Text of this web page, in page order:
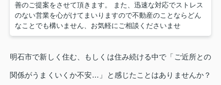
善のご提案をさせて頂きます。 また、迅速な対応でストレス
のない営業を心がけてまいりますので不動産のことならどん
なことでも構いません、お気軽にご相談くださいませ
明石市で新しく住む、もしくは住み続ける中で「ご近所との
関係がうまくいくか不安…」と感じたことはありませんか？